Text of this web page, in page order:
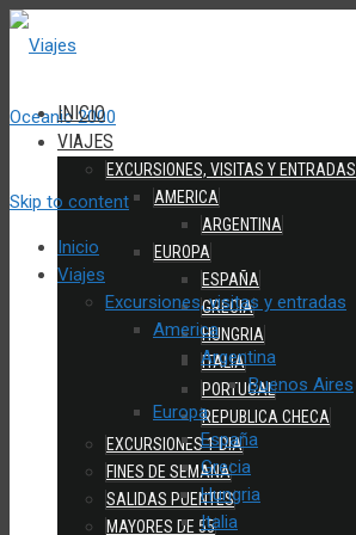
INICIO
VIAJES
EXCURSIONES, VISITAS Y ENTRADAS
AMERICA
ARGENTINA
EUROPA
ESPAÑA
GRECIA
HUNGRIA
ITALIA
PORTUGAL
REPUBLICA CHECA
EXCURSIONES 1 DIA
FINES DE SEMANA
SALIDAS PUENTES
MAYORES DE 55
Skip to content
Inicio
Viajes
Excursiones, visitas y entradas
America
Argentina
Buenos Aires
Europa
España
Grecia
Hungria
Italia